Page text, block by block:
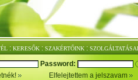
: KERESŐK : SZAKÉRTŐINK :
Password:
Elfelejtettem a jelszavam